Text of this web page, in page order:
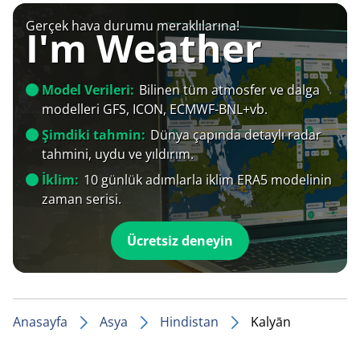
Gerçek hava durumu meraklılarına!
I'm Weather
Model Verileri: Bilinen tüm atmosfer ve dalga
modelleri GFS, ICON, ECMWF-BNL+vb.
Şimdiki tahmin: Dünya çapında detaylı radar
tahmini, uydu ve yıldırım.
İklim: 10 günlük adımlarla iklim ERA5 modelinin
zaman serisi.
Ücretsiz deneyin
Anasayfa Asya Hindistan Kalyān